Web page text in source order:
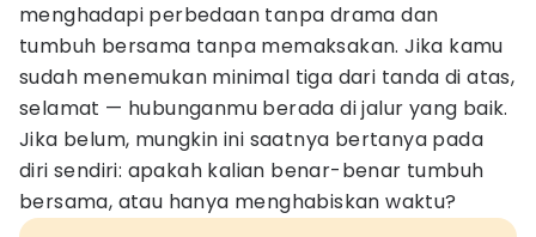
menghadapi perbedaan tanpa drama dan
tumbuh bersama tanpa memaksakan. Jika kamu
sudah menemukan minimal tiga dari tanda di atas,
selamat — hubunganmu berada di jalur yang baik.
Jika belum, mungkin ini saatnya bertanya pada
diri sendiri: apakah kalian benar-benar tumbuh
bersama, atau hanya menghabiskan waktu?